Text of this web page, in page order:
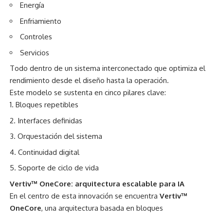
Energía
Enfriamiento
Controles
Servicios
Todo dentro de un sistema interconectado que optimiza el
rendimiento desde el diseño hasta la operación.
Este modelo se sustenta en cinco pilares clave:
Bloques repetibles
Interfaces definidas
Orquestación del sistema
Continuidad digital
Soporte de ciclo de vida
Vertiv™ OneCore: arquitectura escalable para IA
En el centro de esta innovación se encuentra Vertiv™
OneCore, una arquitectura basada en bloques